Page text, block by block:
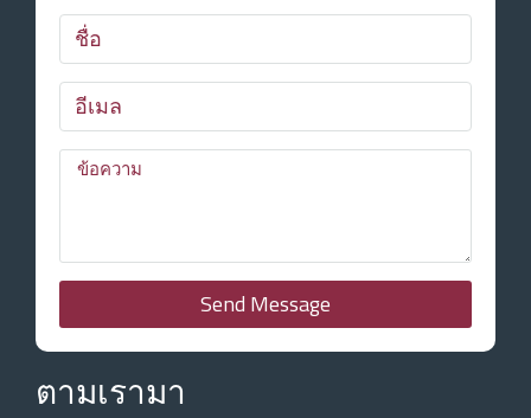
Send Message
ตามเรามา